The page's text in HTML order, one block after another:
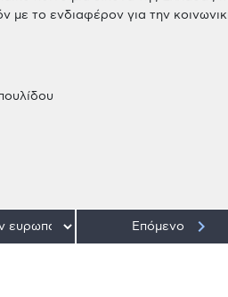
με το ενδιαφέρον για την
Επόμενο keyboard_arrow_right